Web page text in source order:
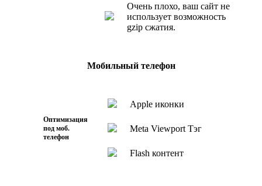
Очень плохо, ваш сайт не
использует возможность
gzip сжатия.
Мобильный телефон
Оптимизация
под моб.
телефон
Apple иконки
Meta Viewport Тэг
Flash контент